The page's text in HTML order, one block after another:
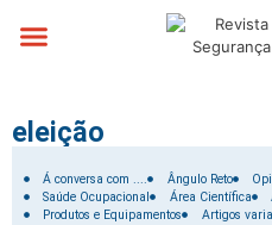
eleição
Filtrar por:
Á conversa com .... Ângulo Reto
Saúde Ocupacional
Área Científica
Produtos e Equipamentos
Artigos